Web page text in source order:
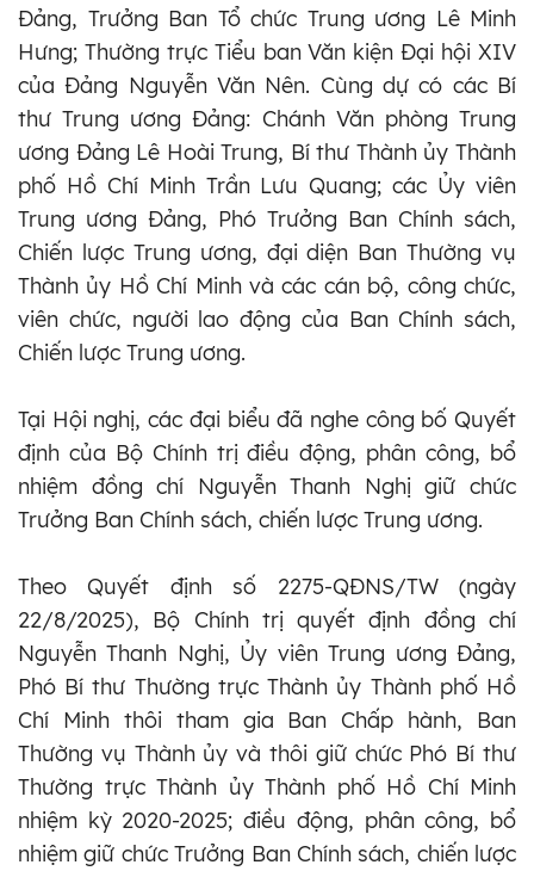
Đảng, Trưởng Ban Tổ chức Trung ương Lê Minh
Hưng; Thường trực Tiểu ban Văn kiện Đại hội XIV
của Đảng Nguyễn Văn Nên. Cùng dự có các Bí
thư Trung ương Đảng: Chánh Văn phòng Trung
ương Đảng Lê Hoài Trung, Bí thư Thành ủy Thành
phố Hồ Chí Minh Trần Lưu Quang; các Ủy viên
Trung ương Đảng, Phó Trưởng Ban Chính sách,
Chiến lược Trung ương, đại diện Ban Thường vụ
Thành ủy Hồ Chí Minh và các cán bộ, công chức,
viên chức, người lao động của Ban Chính sách,
Chiến lược Trung ương.
Tại Hội nghị, các đại biểu đã nghe công bố Quyết
định của Bộ Chính trị điều động, phân công, bổ
nhiệm đồng chí Nguyễn Thanh Nghị giữ chức
Trưởng Ban Chính sách, chiến lược Trung ương.
Theo Quyết định số 2275-QĐNS/TW (ngày
22/8/2025), Bộ Chính trị quyết định đồng chí
Nguyễn Thanh Nghị, Ủy viên Trung ương Đảng,
Phó Bí thư Thường trực Thành ủy Thành phố Hồ
Chí Minh thôi tham gia Ban Chấp hành, Ban
Thường vụ Thành ủy và thôi giữ chức Phó Bí thư
Thường trực Thành ủy Thành phố Hồ Chí Minh
nhiệm kỳ 2020-2025; điều động, phân công, bổ
nhiệm giữ chức Trưởng Ban Chính sách, chiến lược